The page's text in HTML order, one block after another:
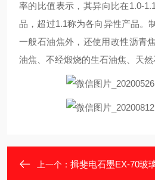
率的比值表示，其异向比在1.0-
品，超过1.1称为各向异性产品。
一般石油焦外，还使用改性沥青
油焦、不经煅烧的生石油焦、天然
上一个： 揖斐电石墨EX-70玻